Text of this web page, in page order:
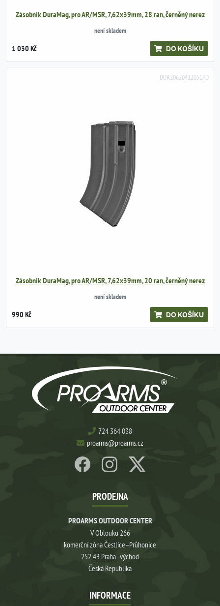
Zásobník DuraMag, pro AR/MSR, 7,62x39mm, 28 ran, černěný nerez
není skladem
1 030 Kč DO KOŠÍKU
DUR2062041205CPD
Zásobník DuraMag, pro AR/MSR, 7,62x39mm, 20 ran, černěný nerez
není skladem
990 Kč DO KOŠÍKU
724 364 038
proarms@proarms.cz
PRODEJNA
PROARMS OUTDOOR CENTER
V Oblouku 266
komerční zóna Čestlice–Průhonice
252 43 Praha–východ
Česká Republika
INFORMACE